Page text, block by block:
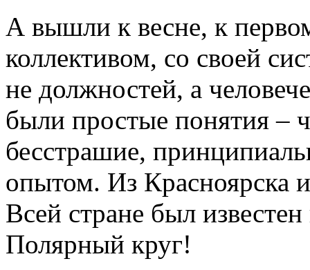
А вышли к весне, к
коллективом, со своей
не должностей, а
были простые понятия –
бесстрашие,
опытом. Из Красноярска
Всей стране был
Полярный круг!